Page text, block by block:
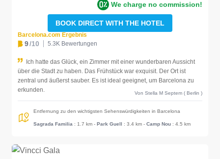
We charge no commission!
BOOK DIRECT WITH THE HOTEL
Barcelona.com Ergebnis
9/10 5.3K Bewertungen
Ich hatte das Glück, ein Zimmer mit einer wunderbaren Aussicht
über die Stadt zu haben. Das Frühstück war exquisit. Der Ort ist
zentral und äußerst sauber. Es ist ideal geeignet, um Barcelona zu
erkunden.
Von Stella M Septem ( Berlin )
Entfernung zu den wichtigsten Sehenswürdigkeiten in Barcelona
Sagrada Familia : 1.7 km - Park Guell : 3.4 km - Camp Nou : 4.5 km